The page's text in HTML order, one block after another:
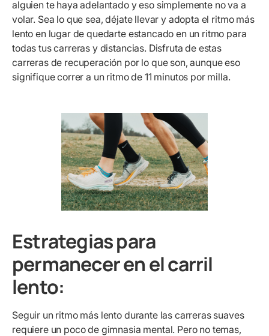
alguien te haya adelantado y eso simplemente no va a
volar. Sea lo que sea, déjate llevar y adopta el ritmo más
lento en lugar de quedarte estancado en un ritmo para
todas tus carreras y distancias. Disfruta de estas
carreras de recuperación por lo que son, aunque eso
signifique correr a un ritmo de 11 minutos por milla.
Estrategias para
permanecer en el carril
lento:
Seguir un ritmo más lento durante las carreras suaves
requiere un poco de gimnasia mental. Pero no temas,